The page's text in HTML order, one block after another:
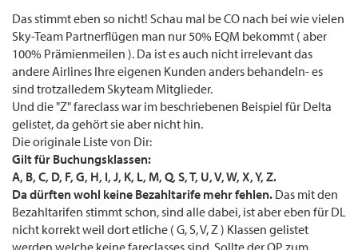
Das stimmt eben so nicht! Schau mal be CO nach bei wie vielen
Sky-Team Partnerflügen man nur 50% EQM bekommt ( aber
100% Prämienmeilen ). Da ist es auch nicht irrelevant das
andere Airlines Ihre eigenen Kunden anders behandeln- es
sind trotzalledem Skyteam Mitglieder.
Und die "Z" fareclass war im beschriebenen Beispiel für Delta
gelistet, da gehört sie aber nicht hin.
Die originale Liste von Dir:
Gilt für Buchungsklassen:
A, B, C, D, F, G, H, I, J, K, L, M, Q, S, T, U, V, W, X, Y, Z.
Da dürften wohl keine Bezahltarife mehr fehlen. Das mit den
Bezahltarifen stimmt schon, sind alle dabei, ist aber eben für DL
nicht korrekt weil dort etliche ( G, S, V, Z ) Klassen gelistet